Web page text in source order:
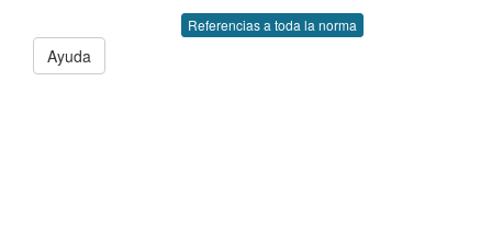
Referencias a toda la norma
Ayuda